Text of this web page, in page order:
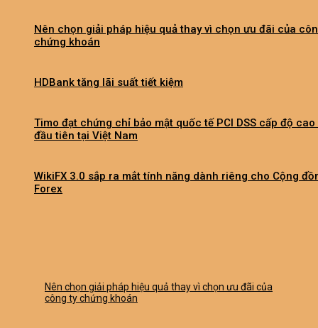
Nên chọn giải pháp hiệu quả thay vì chọn ưu đãi của
chứng khoán
HDBank tăng lãi suất tiết kiệm
Timo đạt chứng chỉ bảo mật quốc tế PCI DSS cấp độ cao
đầu tiên tại Việt Nam
WikiFX 3.0 sắp ra mắt tính năng dành riêng cho Cộng
Forex
Nên chọn giải pháp hiệu quả thay vì chọn ưu đãi của
công ty chứng khoán